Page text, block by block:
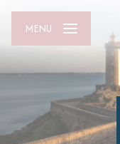
MENU